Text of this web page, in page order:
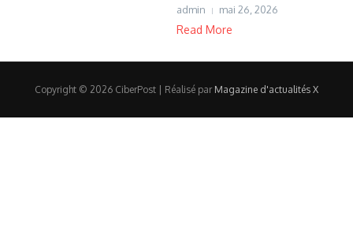
admin mai 26, 2026
Read More
Copyright © 2026 CiberPost | Réalisé par Magazine d'actualités X